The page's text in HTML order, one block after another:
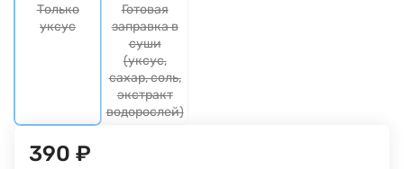
Только
уксус
Готовая
заправка в
суши
(уксус,
сахар, соль,
экстракт
водорослей)
390 ₽